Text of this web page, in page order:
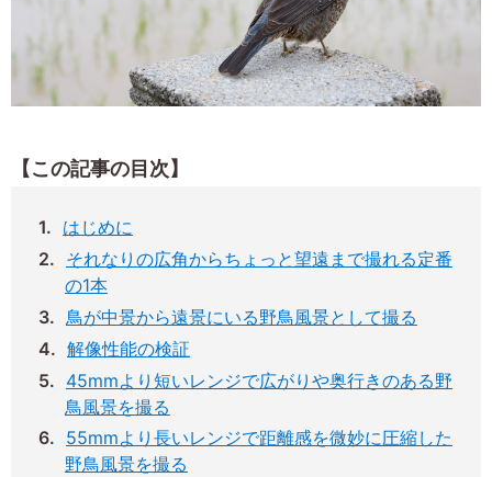
【この記事の目次】
はじめに
それなりの広角からちょっと望遠まで撮れる定番
の1本
鳥が中景から遠景にいる野鳥風景として撮る
解像性能の検証
45mmより短いレンジで広がりや奥行きのある野
鳥風景を撮る
55mmより長いレンジで距離感を微妙に圧縮した
野鳥風景を撮る